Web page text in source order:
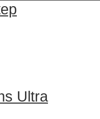
Ultra